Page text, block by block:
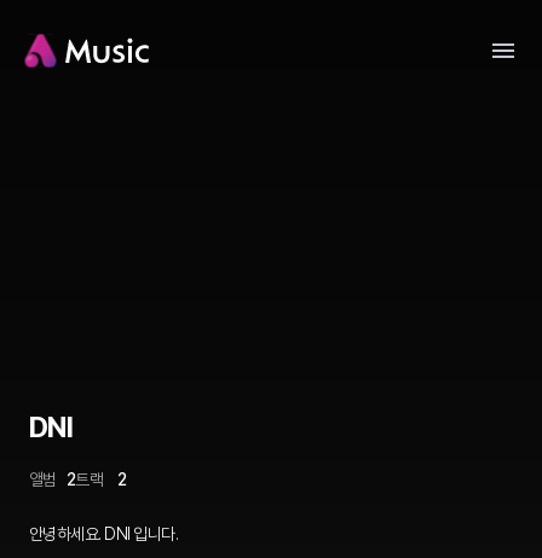
DNI
앨범 2트랙 2
안녕하세요. DNI 입니다.